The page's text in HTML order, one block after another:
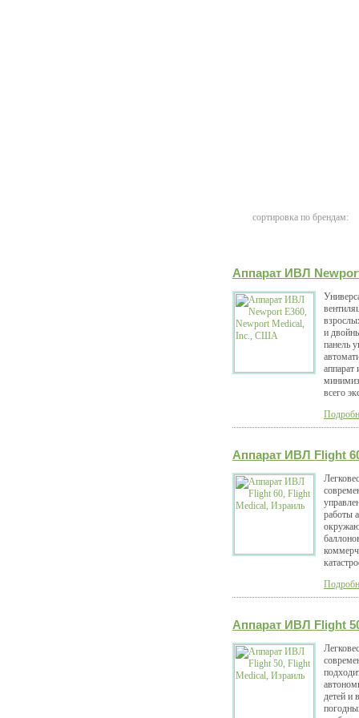
сортировка по брендам:
Аппарат ИВЛ
и
панель
аппарат
всего
Аппарат ИВЛ Flight
работы
Аппарат ИВЛ Flight
детей и